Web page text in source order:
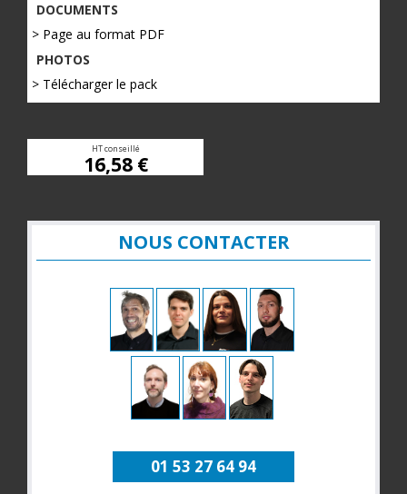
DOCUMENTS
> Page au format PDF
PHOTOS
> Télécharger le pack
HT conseillé
16,58 €
NOUS CONTACTER
01 53 27 64 94